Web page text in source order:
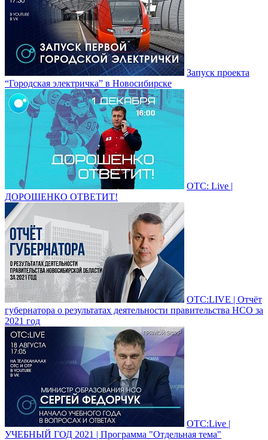
Запуск проекта
“Городская электричка” в Новосибирске
ОТС: Live |
ДОРОШЕНКО ОТВЕТИТ!
ОТС:LIVE | Отчёт
губернатора о результатах деятельности правительства НСО за
2021 год
ОТС:Live |
УЧЕБНЫЙ ГОД 2021 | Программа "Отдельная тема"